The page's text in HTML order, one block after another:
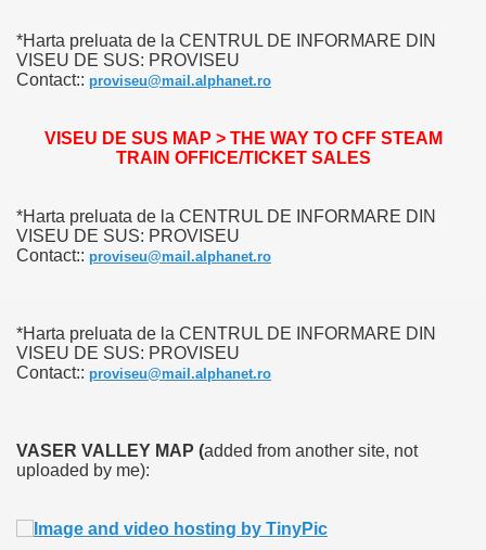
*Harta preluata de la CENTRUL DE INFORMARE DIN
VISEU DE SUS: PROVISEU
Contact:: proviseu@mail.alphanet.ro
VISEU DE SUS MAP > THE WAY TO CFF STEAM
TRAIN OFFICE/TICKET SALES
*Harta preluata de la CENTRUL DE INFORMARE DIN
VISEU DE SUS: PROVISEU
Contact:: proviseu@mail.alphanet.ro
*Harta preluata de la CENTRUL DE INFORMARE DIN
VISEU DE SUS: PROVISEU
Contact:: proviseu@mail.alphanet.ro
VASER VALLEY MAP (added from another site, not
uploaded by me):
YOUR SITE
- BLOG DANA GRAD
TRAVEL IN ROMANIA INFO.